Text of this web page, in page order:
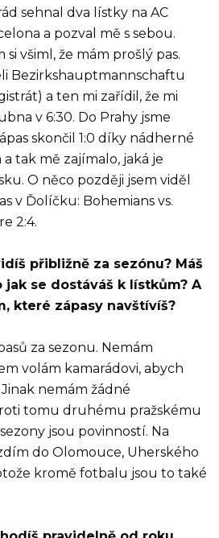
sehnal dva lístky na AC
a pozval mě s sebou.
si všiml, že mám prošlý pas.
Bezirkshauptmannschaftu
a ten mi zařídil, že mi
v 6:30. Do Prahy jsme
skončil 1:0 díky nádherné
tak mě zajímalo, jaká je
O něco později jsem viděl
v Ďolíčku: Bohemians vs.
2:4.
přibližně za sezónu? Máš
se dostáváš k lístkům? A
které zápasy navštívíš?
za sezonu. Nemám
volám kamarádovi, abych
nemám žádné
tomu druhému pražskému
jsou povinností. Na
do Olomouce, Uherského
kromě fotbalu jsou to také